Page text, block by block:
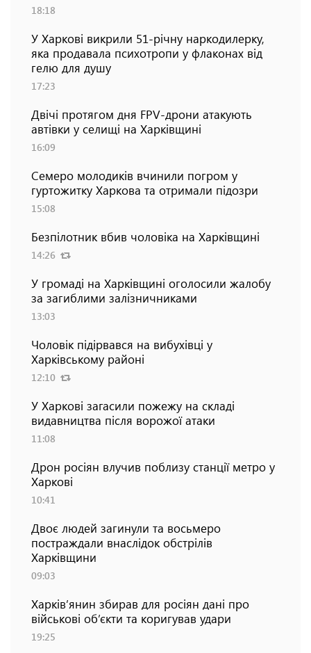
18:18
У Харкові викрили 51-річну наркодилерку,
яка продавала психотропи у флаконах від
гелю для душу
17:23
Двічі протягом дня FPV-дрони атакують
автівки у селищі на Харківщині
16:09
Семеро молодиків вчинили погром у
гуртожитку Харкова та отримали підозри
15:08
Безпілотник вбив чоловіка на Харківщині
14:26
У громаді на Харківщині оголосили жалобу
за загиблими залізничниками
13:03
Чоловік підірвався на вибухівці у
Харківському районі
12:10
У Харкові загасили пожежу на складі
видавництва після ворожої атаки
11:08
Дрон росіян влучив поблизу станції метро у
Харкові
10:41
Двоє людей загинули та восьмеро
постраждали внаслідок обстрілів
Харківщини
09:03
Харків’янин збирав для росіян дані про
військові об’єкти та коригував удари
19:25